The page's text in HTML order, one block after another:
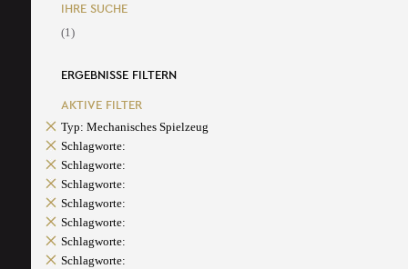
IHRE SUCHE
(1)
ERGEBNISSE FILTERN
AKTIVE FILTER
Typ: Mechanisches Spielzeug
Schlagworte:
Schlagworte:
Schlagworte:
Schlagworte:
Schlagworte:
Schlagworte:
Schlagworte: